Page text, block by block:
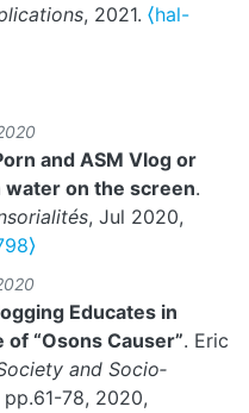
, 2021. ⟨hal-
and ASM Vlog or
on the screen.
, Jul 2020,
Educates in
“Osons Causer”. Eric
and Socio‐
pp.61-78, 2020,